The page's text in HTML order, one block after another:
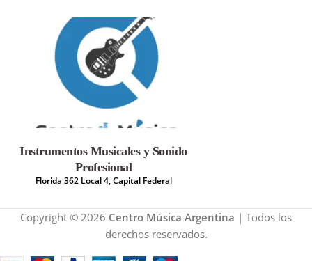
Instrumentos Musicales y Sonido
Profesional
Florida 362 Local 4, Capital Federal
Copyright © 2026 Centro Música Argentina | Todos los
derechos reservados.